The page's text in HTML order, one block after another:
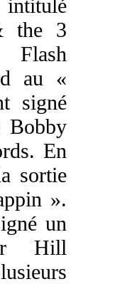
the 3
Flash
au «
signé
Bobby
En
sortie
».
un
Hill